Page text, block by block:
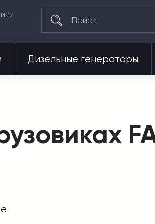
Дизельные генераторы